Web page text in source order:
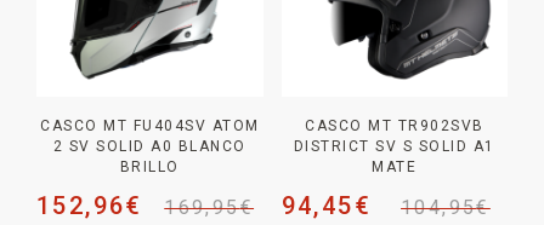
CASCO MT FU404SV ATOM
2 SV SOLID A0 BLANCO
BRILLO
169,95€
152,96€
CASCO MT TR902SVB
DISTRICT SV S SOLID A1
MATE
104,95€
94,45€